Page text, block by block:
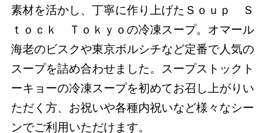
素材を活かし、丁寧に作り上げたＳｏｕｐ Ｓ
ｔｏｃｋ Ｔｏｋｙｏの冷凍スープ。オマール
海老のビスクや東京ボルシチなど定番で人気の
スープを詰め合わせました。スープストックト
ーキョーの冷凍スープを初めてお召し上がりい
ただく方、お祝いや各種内祝いなど様々なシー
ンでご利用いただけます。